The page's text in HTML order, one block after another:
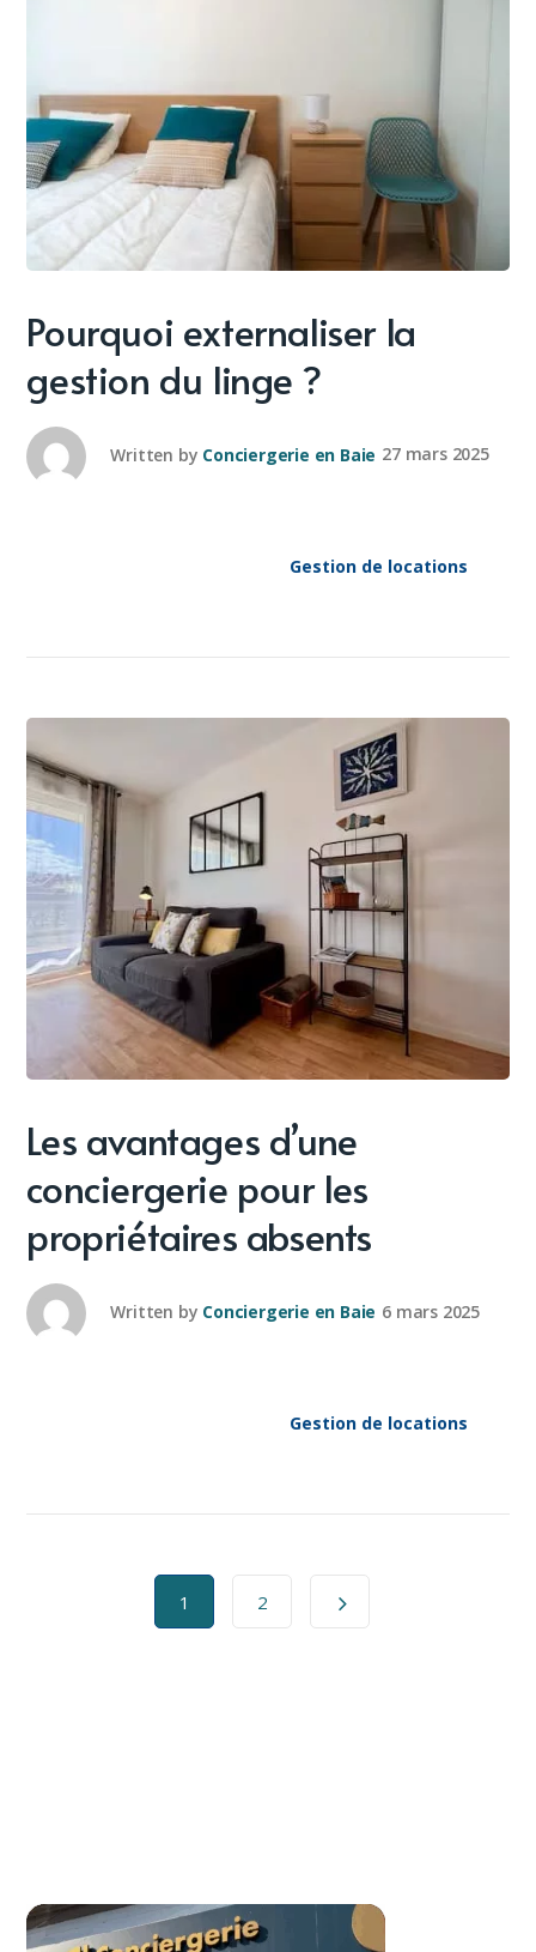
Pourquoi externaliser la
gestion du linge ?
Written by Conciergerie en Baie 27 mars 2025
Gestion de locations
Les avantages d’une
conciergerie pour les
propriétaires absents
Written by Conciergerie en Baie 6 mars 2025
Gestion de locations
1 2